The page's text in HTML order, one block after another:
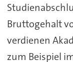
Bruttogehalt
verdienen
zum Beispiel